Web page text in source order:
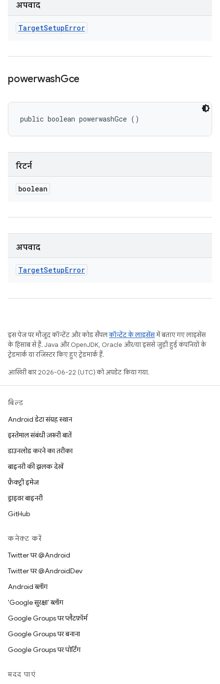
अपवाद
TargetSetupError
powerwashGce
public boolean powerwashGce ()
रिटर्न
boolean
अपवाद
TargetSetupError
इस पेज पर मौजूद कॉन्टेंट और कोड सैंपलकॉन्टेंट के लाइसेंसमें बताए गए लाइसेंस
के हिसाब से हैं. Java और OpenJDK, Oracle और/या इससे जुड़ी हुई कंपनियों के
ट्रेडमार्क या रजिस्टर किए हुए ट्रेडमार्क हैं.
आखिरी बार 2026-06-22 (UTC) को अपडेट किया गया.
बिल्ड
Android डेटा संग्रह स्थान
इस्तेमाल संबंधी ज़रूरी बातें
डाउनलोड करने का तरीका
बाइनरी की झलक देखें
फ़ैक्ट्री इमेज
ड्राइवर बाइनरी
GitHub
कनेक्ट करें
Twitter पर @Android
Twitter पर @AndroidDev
Android ब्लॉग
'Google सुरक्षा' ब्लॉग
Google Groups पर प्लैटफ़ॉर्म
Google Groups पर बनाना
Google Groups पर पोर्टिंग
मदद पाएं